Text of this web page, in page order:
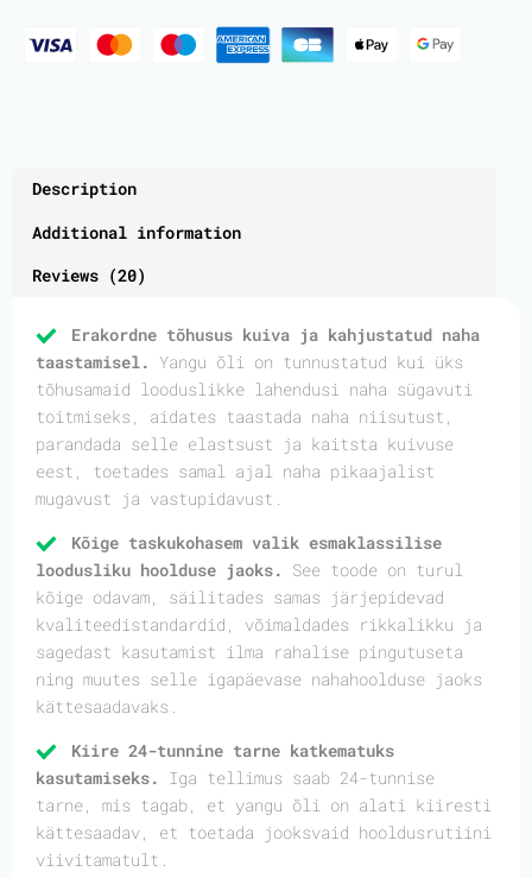
Description
Additional information
Reviews (20)
Erakordne tõhusus kuiva ja kahjustatud naha
taastamisel. Yangu õli on tunnustatud kui üks
tõhusamaid looduslikke lahendusi naha sügavuti
toitmiseks, aidates taastada naha niisutust,
parandada selle elastsust ja kaitsta kuivuse
eest, toetades samal ajal naha pikaajalist
mugavust ja vastupidavust.
Kõige taskukohasem valik esmaklassilise
loodusliku hoolduse jaoks. See toode on turul
kõige odavam, säilitades samas järjepidevad
kvaliteedistandardid, võimaldades rikkalikku ja
sagedast kasutamist ilma rahalise pingutuseta
ning muutes selle igapäevase nahahoolduse jaoks
kättesaadavaks.
Kiire 24-tunnine tarne katkematuks
kasutamiseks. Iga tellimus saab 24-tunnise
tarne, mis tagab, et yangu õli on alati kiiresti
kättesaadav, et toetada jooksvaid hooldusrutiini
viivitamatult.